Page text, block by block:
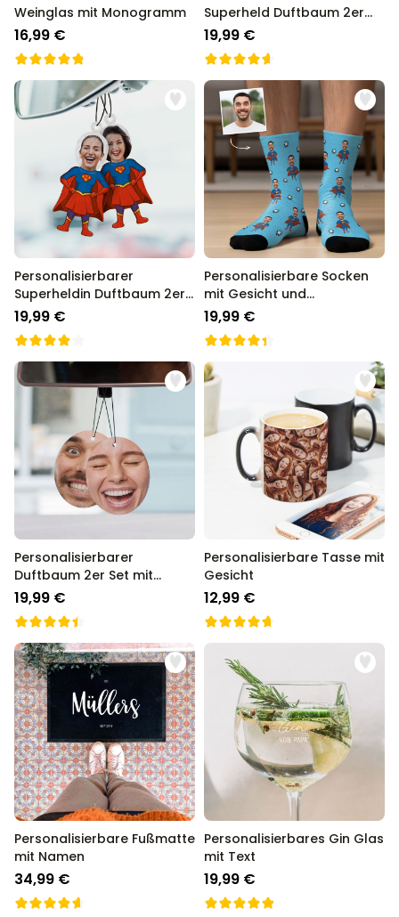
Weinglas mit Monogramm
16,99 €
Superheld Duftbaum 2er
Set mit Gesicht
19,99 €
Personalisierbarer
Superheldin Duftbaum 2er
Set mit Gesicht
19,99 €
Personalisierbare Socken
mit Gesicht und
Superhelden
19,99 €
Personalisierbarer
Duftbaum 2er Set mit
Gesicht
19,99 €
Personalisierbare Tasse mit
Gesicht
12,99 €
Personalisierbare Fußmatte
mit Namen
34,99 €
Personalisierbares Gin Glas
mit Text
19,99 €